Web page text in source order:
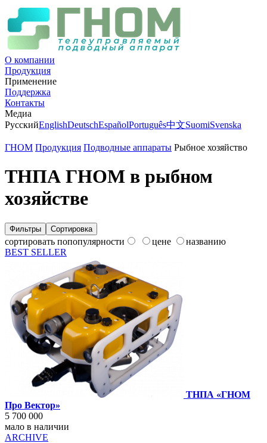
О компании
Продукция
Применение
Поддержка
Контакты
Медиа
РусскийEnglishDeutschEspañolPortuguês中文SuomiSvenska
ГНОМ Продукция Подводные аппараты Рыбное хозяйство
ТНПА ГНОМ в рыбном
хозяйстве
Фильтры Сортировка
сортировать попопулярности цене
названию
BEST SELLER
ТНПА «ГНОМ
Про Вектор»
5 700 000
мало в наличии
ARCHIVE